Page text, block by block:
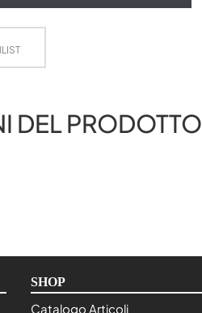
DEL PRODOTTO
SHOP
Catalogo Articoli